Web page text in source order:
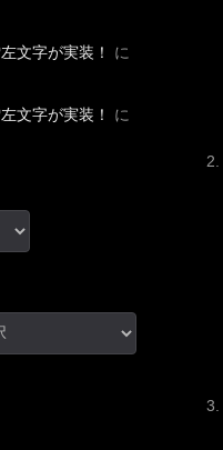
文字が実装！
に
文字が実装！
に